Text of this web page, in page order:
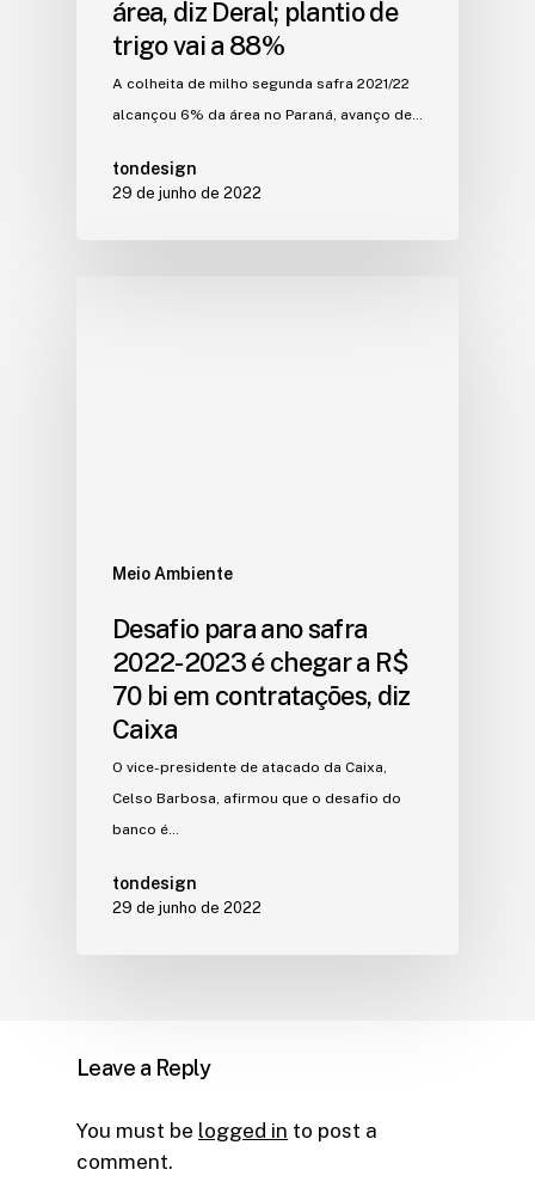
área, diz Deral; plantio de
trigo vai a 88%
A colheita de milho segunda safra 2021/22
alcançou 6% da área no Paraná, avanço de…
tondesign
29 de junho de 2022
Meio Ambiente
Desafio para ano safra
2022-2023 é chegar a R$
70 bi em contratações, diz
Caixa
O vice-presidente de atacado da Caixa,
Celso Barbosa, afirmou que o desafio do
banco é…
tondesign
29 de junho de 2022
Leave a Reply
You must be logged in to post a
comment.